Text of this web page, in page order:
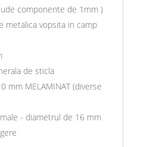
componente de 1mm )
metalica vopsita in camp
de sticla
mm MELAMINAT (diverse
- diametrul de 16 mm